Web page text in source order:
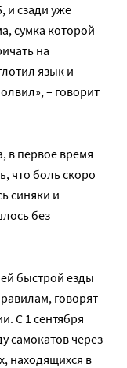
и сзади уже
сумка которой
на
язык и
– говорит
в первое время
что боль скоро
синяки и
без
быстрой езды
говорят
С 1 сентября
самокатов через
находящихся в